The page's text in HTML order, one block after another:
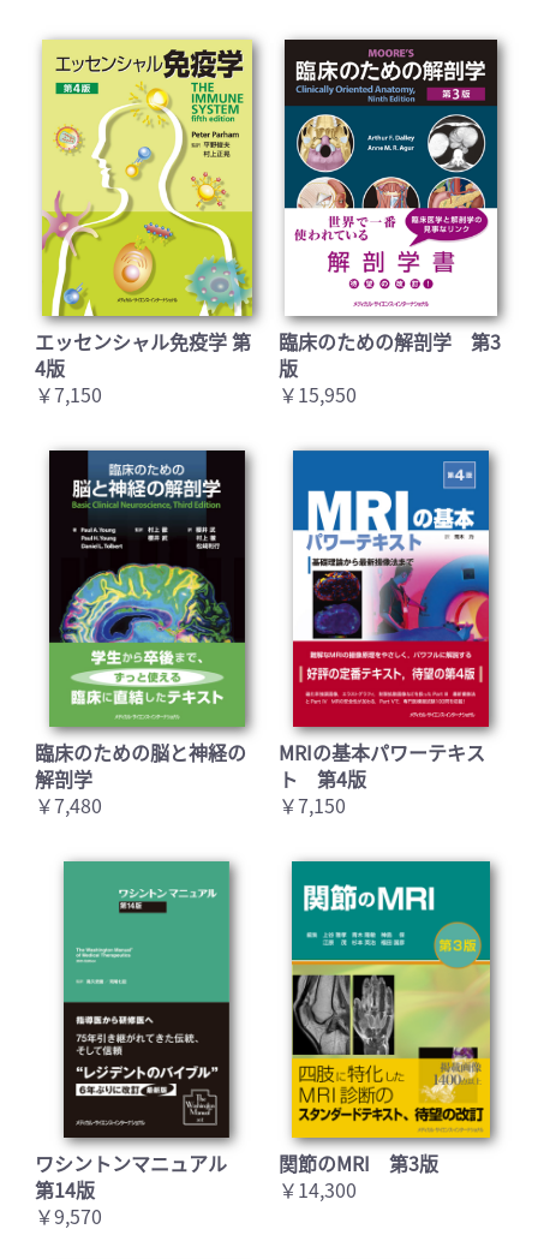
エッセンシャル免疫学 第
4版
￥7,150
臨床のための解剖学 第3
版
￥15,950
臨床のための脳と神経の
解剖学
￥7,480
MRIの基本パワーテキス
ト 第4版
￥7,150
ワシントンマニュアル
第14版
￥9,570
関節のMRI 第3版
￥14,300